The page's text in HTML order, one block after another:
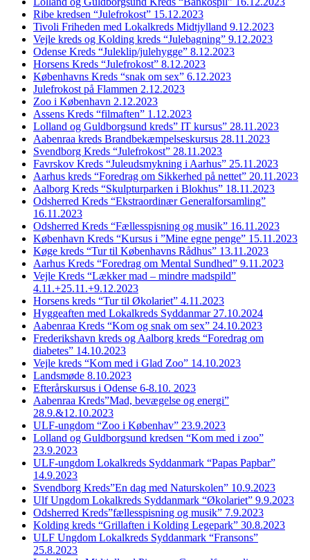
Ribe kredsen “Julefrokost” 15.12.2023
Tivoli Friheden med Lokalkreds Midtjylland 9.12.2023
Vejle kreds og Kolding kreds “Julebagning” 9.12.2023
Odense Kreds “Juleklip/julehygge” 8.12.2023
Horsens Kreds “Julefrokost” 8.12.2023
Københavns Kreds “snak om sex” 6.12.2023
Julefrokost på Flammen 2.12.2023
Zoo i København 2.12.2023
Assens Kreds “filmaften” 1.12.2023
Lolland og Guldborgsund kreds” IT kursus” 28.11.2023
Aabenraa kreds Brandbekæmpelseskursus 28.11.2023
Svendborg Kreds “Julefrokost” 28.11.2023
Favrskov Kreds “Juleudsmykning i Aarhus” 25.11.2023
Aarhus kreds “Foredrag om Sikkerhed på nettet” 20.11.2023
Aalborg Kreds “Skulpturparken i Blokhus” 18.11.2023
Odsherred Kreds “Ekstraordinær Generalforsamling”
16.11.2023
Odsherred Kreds “Fællesspisning og musik” 16.11.2023
København Kreds “Kursus i ”Mine egne penge” 15.11.2023
Køge kreds “Tur til Københavns Rådhus” 13.11.2023
Aarhus Kreds “Foredrag om Mental Sundhed” 9.11.2023
Vejle Kreds “Lækker mad – mindre madspild”
4.11.+25.11.+9.12.2023
Horsens kreds “Tur til Økolariet” 4.11.2023
Hyggeaften med Lokalkreds Syddanmar 27.10.2024
Aabenraa Kreds “Kom og snak om sex” 24.10.2023
Frederikshavn kreds og Aalborg kreds “Foredrag om
diabetes” 14.10.2023
Vejle kreds “Kom med i Glad Zoo” 14.10.2023
Landsmøde 8.10.2023
Efterårskursus i Odense 6-8.10. 2023
Aabenraa Kreds”Mad, bevægelse og energi”
28.9.&12.10.2023
ULF-ungdom “Zoo i Københav” 23.9.2023
Lolland og Guldborgsund kredsen “Kom med i zoo”
23.9.2023
ULF-ungdom Lokalkreds Syddanmark “Papas Papbar”
14.9.2023
Svendborg Kreds”En dag med Naturskolen” 10.9.2023
Ulf Ungdom Lokalkreds Syddanmark “Økolariet” 9.9.2023
Odsherred Kreds”fællesspisning og musik” 7.9.2023
Kolding kreds “Grillaften i Kolding Legepark” 30.8.2023
ULF Ungdom Lokalkreds Syddanmark “Fransons”
25.8.2023